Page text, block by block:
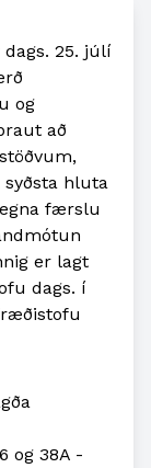
25. júlí
og
að
hluta
færslu
er lagt
dags. í
og 38A -